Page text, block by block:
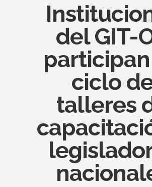
del GIT-
ciclo
talleres